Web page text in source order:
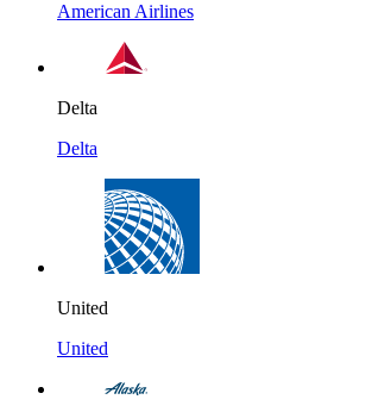
American Airlines
Delta
Delta
United
United